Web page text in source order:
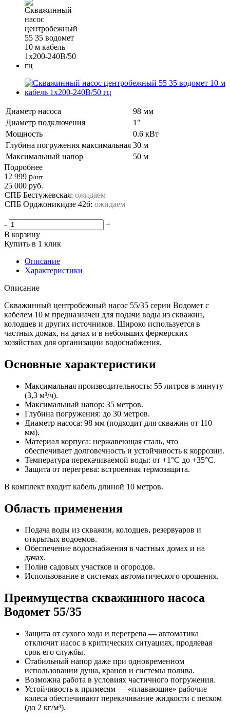
Диаметр насоса
98 мм
Диаметр подключения
1"
Мощность
0.6 кВт
Глубина погружения максимальная 30 м
Максимальный напор
50 м
Подробнее
12 999 р/шт
25 000 руб.
СПБ Бестужевская: ожидаем
СПБ Орджоникидзе 42б: ожидаем
-
+
В корзину
Купить в 1 клик
Описание
Характеристики
Описание
Скважинный центробежный насос 55/35 серии Водомет с
кабелем 10 м предназначен для подачи воды из скважин,
колодцев и других источников. Широко используется в
частных домах, на дачах и в небольших фермерских
хозяйствах для организации водоснабжения.
Основные характеристики
Максимальная производительность: 55 литров в минуту
(3,3 м³/ч).
Максимальный напор: 35 метров.
Глубина погружения: до 30 метров.
Диаметр насоса: 98 мм (подходит для скважин от 110
мм).
Материал корпуса: нержавеющая сталь, что
обеспечивает долговечность и устойчивость к коррозии.
Температура перекачиваемой воды: от +1°C до +35°C.
Защита от перегрева: встроенная термозащита.
В комплект входит кабель длиной 10 метров.
Область применения
Подача воды из скважин, колодцев, резервуаров и
открытых водоемов.
Обеспечение водоснабжения в частных домах и на
дачах.
Полив садовых участков и огородов.
Использование в системах автоматического орошения.
Преимущества скважинного насоса
Водомет 55/35
Защита от сухого хода и перегрева — автоматика
отключит насос в критических ситуациях, продлевая
срок его службы.
Стабильный напор даже при одновременном
использовании душа, кранов и системы полива.
Возможна работа в условиях частичного погружения.
Устойчивость к примесям — «плавающие» рабочие
колеса обеспечивают перекачивание жидкости с песком
(до 2 кг/м³).